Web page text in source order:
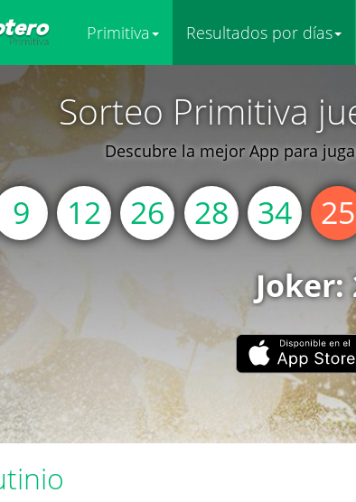
Primitiva Resultados por días
Sorteo Primitiva
Descubre la mejor App para
9 12 26 28 34 25
Joker: